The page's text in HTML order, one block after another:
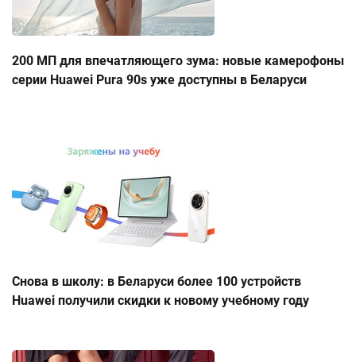
200 МП для впечатляющего зума: новые камерофоны
серии Huawei Pura 90s уже доступны в Беларуси
Снова в школу: в Беларуси более 100 устройств
Huawei получили скидки к новому учебному году